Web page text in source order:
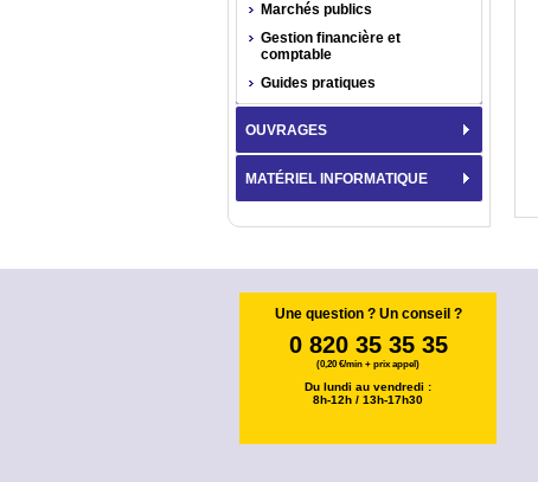
Marchés publics
Gestion financière et
comptable
Guides pratiques
OUVRAGES
MATÉRIEL INFORMATIQUE
Une question ? Un conseil ?
0 820 35 35 35
(0,20 €/min + prix appel)
Du lundi au vendredi :
8h-12h / 13h-17h30